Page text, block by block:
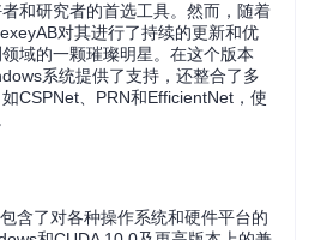
和研究者的首选工具。然而，随着
对其进行了持续的更新和优
域的一颗璀璨明星。在这个版本
系统提供了支持，还整合了多
CSPNet、PRN和EfficientNet，使
含了对各种操作系统和硬件平台的